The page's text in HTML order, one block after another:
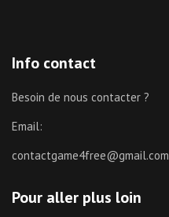
Info contact
Besoin de nous contacter ?
Email:
contactgame4free@gmail.com
Pour aller plus loin